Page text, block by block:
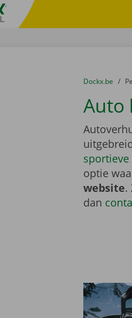
U bevindt
van
Dockx.be
Auto
sportieve
optie
website.
dan